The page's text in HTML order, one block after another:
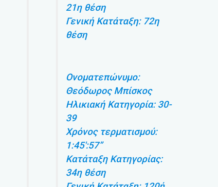
21η θέση
Γενική Κατάταξη: 72η
θέση
Ονοματεπώνυμο:
Θεόδωρος Μπίσκος
Ηλικιακή Κατηγορία: 30-
39
Χρόνος τερματισμού:
1:45′:57”
Κατάταξη Κατηγορίας:
34η θέση